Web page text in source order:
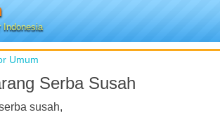
Indonesia
Umum
Serba Susah
susah,